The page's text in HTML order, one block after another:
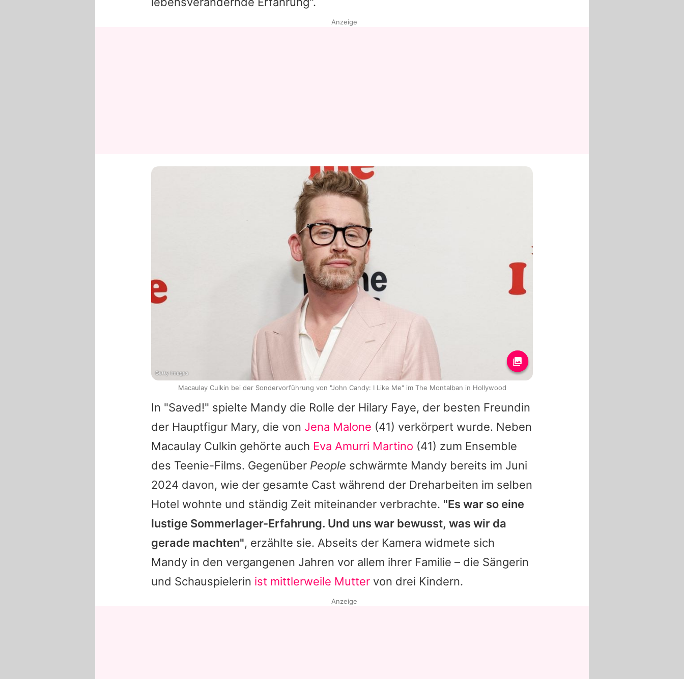
In "Saved!" spielte Mandy die Rolle der Hilary Faye, der besten Freundin
der Hauptfigur Mary, die von Jena Malone (41) verkörpert wurde. Neben
Macaulay Culkin gehörte auch Eva Amurri Martino (41) zum Ensemble
des Teenie-Films. Gegenüber People schwärmte Mandy bereits im Juni
2024 davon, wie der gesamte Cast während der Dreharbeiten im selben
Hotel wohnte und ständig Zeit miteinander verbrachte. "Es war so eine
lustige Sommerlager-Erfahrung. Und uns war bewusst, was wir da
gerade machten", erzählte sie. Abseits der Kamera widmete sich
Mandy in den vergangenen Jahren vor allem ihrer Familie – die Sängerin
und Schauspielerin ist mittlerweile Mutter von drei Kindern.
Anzeige
Getty Images
Macaulay Culkin bei der Sondervorführung von "John Candy: I Like Me" im The Montalban in Hollywood
Anzeige